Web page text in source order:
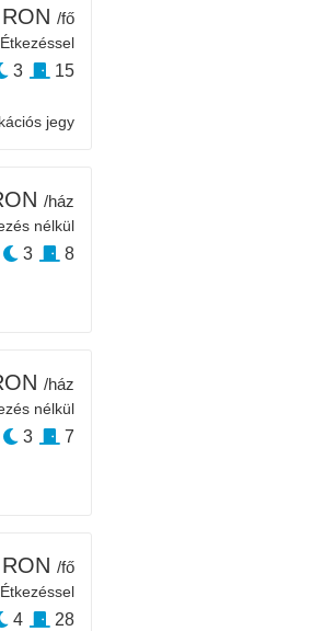
jegy
/fő
Étkezéssel
3 15
/ház
nélkül
3 8
/ház
nélkül
3 7
/fő
Étkezéssel
4 28